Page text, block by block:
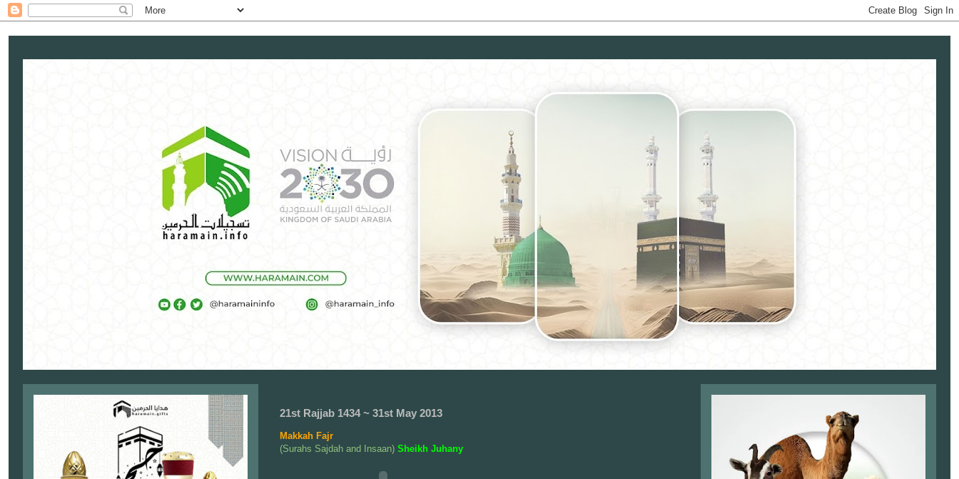
21st Rajjab 1434 ~ 31st May 2013
Makkah Fajr
(Surahs Sajdah and Insaan) Sheikh Juhany